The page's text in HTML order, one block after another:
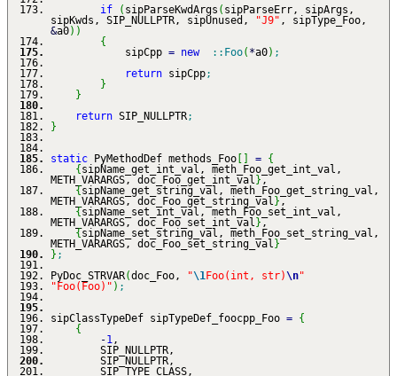
if
( sipParseKwdArgs ( sipParseErr, sipArgs,
sipKwds, SIP_NULLPTR, sipUnused,
"J9" , sipType_Foo,
&a0) )
{
sipCpp = new :: Foo( *a0) ;
return sipCpp;
}
}
return SIP_NULLPTR;
}
static PyMethodDef methods_Foo = {
{ sipName_get_int_val, meth_Foo_get_int_val,
METH_VARARGS, doc_Foo_get_int_val } ,
{ sipName_get_string_val, meth_Foo_get_string_val,
METH_VARARGS, doc_Foo_get_string_val } ,
{ sipName_set_int_val, meth_Foo_set_int_val,
METH_VARARGS, doc_Foo_set_int_val } ,
{ sipName_set_string_val, meth_Foo_set_string_val,
METH_VARARGS, doc_Foo_set_string_val }
} ;
PyDoc_STRVAR(doc_Foo, "\1Foo(int, str)\n"
"Foo(Foo)" ) ;
sipClassTypeDef sipTypeDef_foocpp_Foo = {
{
-1,
SIP_NULLPTR,
SIP_NULLPTR,
SIP_TYPE_CLASS,